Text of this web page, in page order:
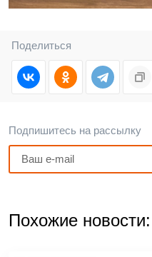
Поделиться
Подпишитесь на рассылку
Похожие новости: